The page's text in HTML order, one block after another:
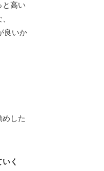
と高い
良いか
めした
く